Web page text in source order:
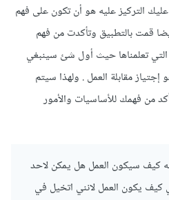
التركيز عليه هو أن تكون على فهم
قمت بالتطبيق وتأكدت من فهم
التي تعلمناها حيث أول شئ سينبغي
مقابلة العمل . ولهذا سيتم
من فهمك للأساسيات والأمور
كيف سيكون العمل هل يمكن لاحد
يكون العمل لانني اتخيل في